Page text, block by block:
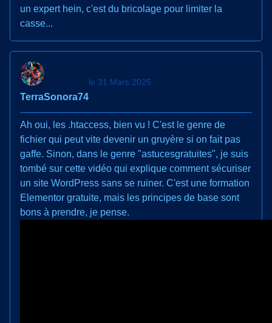
un expert hein, c'est du bricolage pour limiter la
casse...
TerraSonora74
le 31 Mars 2025
Ah oui, les .htaccess, bien vu ! C'est le genre de
fichier qui peut vite devenir un gruyère si on fait pas
gaffe. Sinon, dans le genre "astucesgratuites", je suis
tombé sur cette vidéo qui explique comment sécuriser
un site WordPress sans se ruiner. C'est une formation
Elementor gratuite, mais les principes de base sont
bons à prendre, je pense.